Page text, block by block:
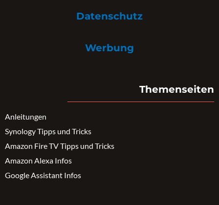
Datenschutz
Werbung
Themenseiten
Anleitungen
Synology Tipps und Tricks
Amazon Fire TV Tipps und Tricks
Amazon Alexa Infos
Google Assistant Infos